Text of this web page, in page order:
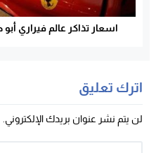
اسعار تذاكر عالم فيراري أبو ظبي 2022 – ألعاب
اترك تعليق
لن يتم نشر عنوان بريدك الإلكتروني.